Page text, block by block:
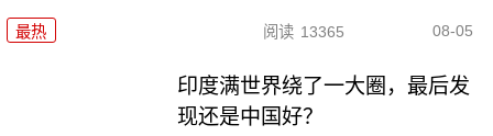
最热 阅读 13365 08-05
印度满世界绕了一大圈，最后发
现还是中国好？